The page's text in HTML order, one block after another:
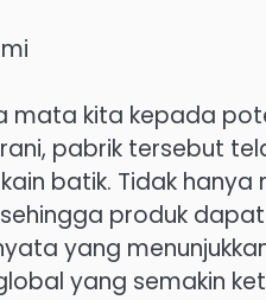
mata kita kepada
pabrik tersebut
batik. Tidak hanya
produk
yang
yang semakin